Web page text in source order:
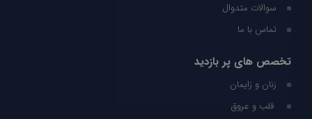
سوالات متدوال
تماس با ما
تخصص های پر بازدید
زنان و زایمان
قلب و عروق